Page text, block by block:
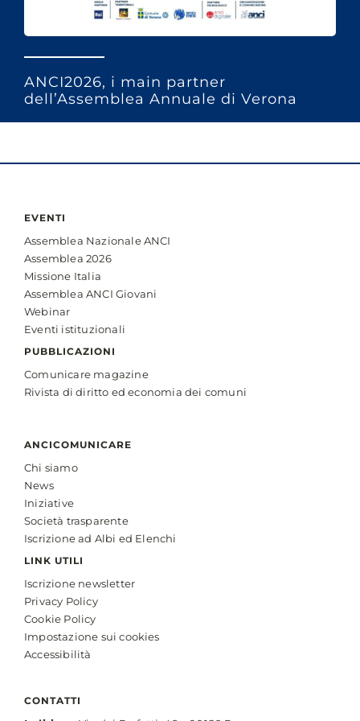
ANCI2026, i main partner
dell’Assemblea Annuale di Verona
EVENTI
Assemblea Nazionale ANCI
Assemblea 2026
Missione Italia
Assemblea ANCI Giovani
Webinar
Eventi istituzionali
PUBBLICAZIONI
Comunicare magazine
Rivista di diritto ed economia dei comuni
ANCICOMUNICARE
Chi siamo
News
Iniziative
Società trasparente
Iscrizione ad Albi ed Elenchi
LINK UTILI
Iscrizione newsletter
Privacy Policy
Cookie Policy
Impostazione sui cookies
Accessibilità
CONTATTI